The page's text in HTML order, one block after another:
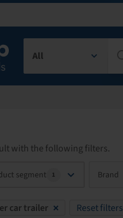
All
with the following filters.
segment 1 Brand
car trailer Reset filters